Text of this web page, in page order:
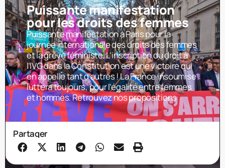
Puissante manifestation
pour les droits des femmes
Puissante manifestation à Paris pour la
journée internationale des droits des femmes
et la grève féministe. L’inscription du droit à
l’IVG dans la Constitution est une victoire qui
en appelle tant d’autres ! La France insoumise
luttera toujours, pour l’égalité entre femmes
et hommes. Retrouvez nos propositions
Partager